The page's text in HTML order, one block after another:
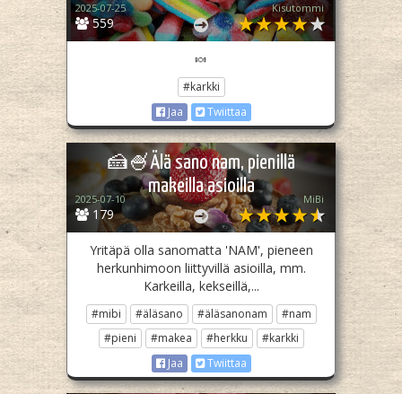
559
2025-07-25 Kisutommi
🍬
#karkki
Jaa
Twiittaa
🍰🍧Älä sano nam, pienillä
makeilla asioilla
179
2025-07-10 MiBi
Yritäpä olla sanomatta 'NAM', pieneen
herkunhimoon liittyvillä asioilla, mm.
Karkeilla, kekseillä,...
#mibi #äläsano #äläsanonam
#nam
#pieni
#makea #herkku
#karkki
Jaa
Twiittaa